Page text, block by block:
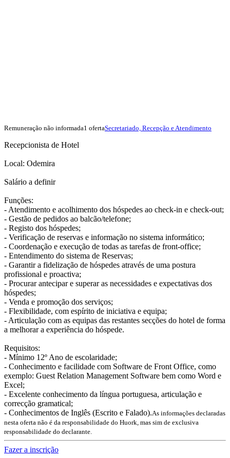
Remuneração não informada1 ofertaSecretariado, Recepção e Atendimento
Recepcionista de Hotel
Local: Odemira
Salário a definir
Funções:
- Atendimento e acolhimento dos hóspedes ao check-in e check-out;
- Gestão de pedidos ao balcão/telefone;
- Registo dos hóspedes;
- Verificação de reservas e informação no sistema informático;
- Coordenação e execução de todas as tarefas de front-office;
- Entendimento do sistema de Reservas;
- Garantir a fidelização de hóspedes através de uma postura
profissional e proactiva;
- Procurar antecipar e superar as necessidades e expectativas dos
hóspedes;
- Venda e promoção dos serviços;
- Flexibilidade, com espírito de iniciativa e equipa;
- Articulação com as equipas das restantes secções do hotel de forma
a melhorar a experiência do hóspede.
Requisitos:
- Mínimo 12º Ano de escolaridade;
- Conhecimento e facilidade com Software de Front Office, como
exemplo: Guest Relation Management Software bem como Word e
Excel;
- Excelente conhecimento da língua portuguesa, articulação e
correcção gramatical;
- Conhecimentos de Inglês (Escrito e Falado).As informações declaradas
nesta oferta não é da responsabilidade do Huork, mas sim de exclusiva
responsabilidade do declarante.
Fazer a inscrição